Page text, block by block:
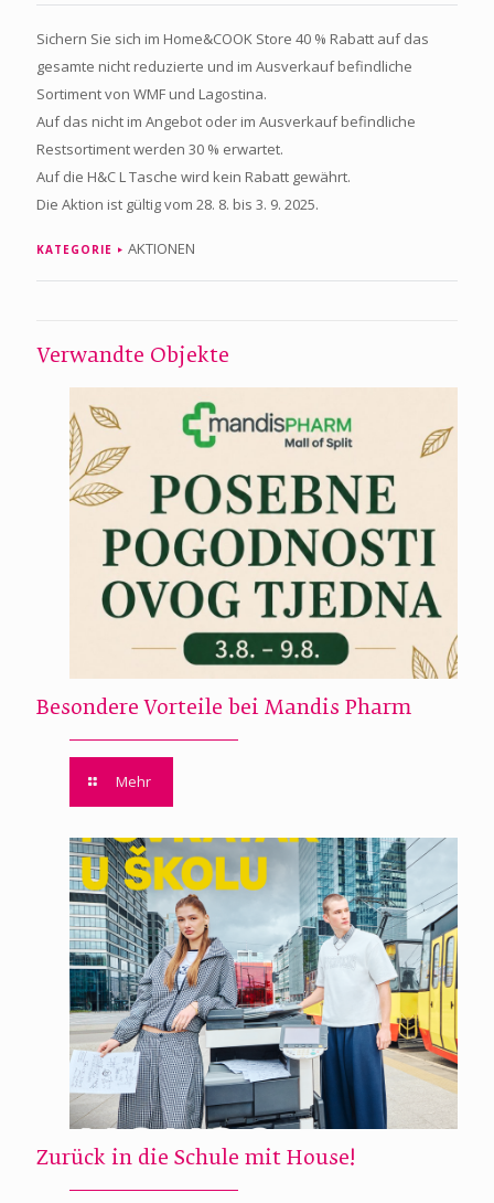
Sichern Sie sich im Home&COOK Store 40 % Rabatt auf das
gesamte nicht reduzierte und im Ausverkauf befindliche
Sortiment von WMF und Lagostina.
Auf das nicht im Angebot oder im Ausverkauf befindliche
Restsortiment werden 30 % erwartet.
Auf die H&C L Tasche wird kein Rabatt gewährt.
Die Aktion ist gültig vom 28. 8. bis 3. 9. 2025.
KATEGORIE AKTIONEN
Verwandte Objekte
Besondere Vorteile bei Mandis Pharm
Mehr
Zurück in die Schule mit House!